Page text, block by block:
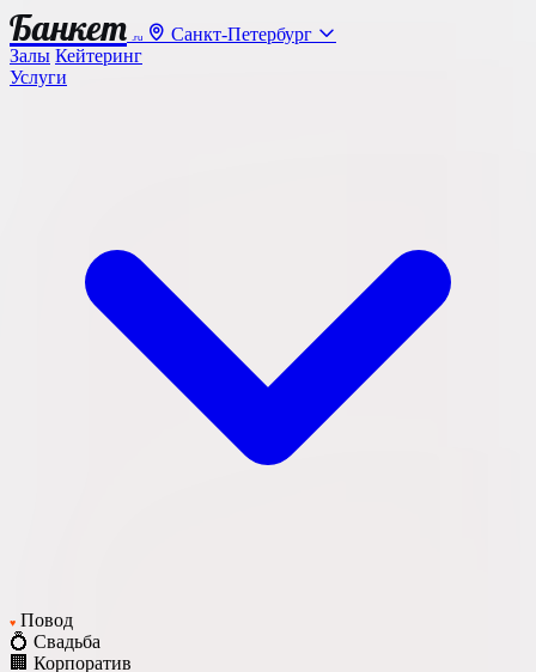
Банкет .ru
Санкт-Петербург
Залы Кейтеринг
Услуги
♥ Повод
💍 Свадьба
🏢 Корпоратив